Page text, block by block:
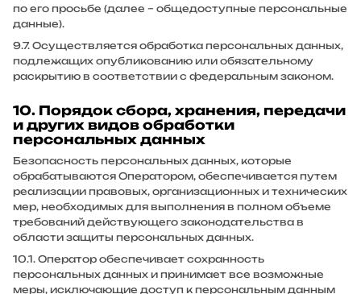
по его просьбе (далее – общедоступные персональные
данные).
9.7. Осуществляется обработка персональных данных,
подлежащих опубликованию или обязательному
раскрытию в соответствии с федеральным законом.
10. Порядок сбора, хранения, передачи
и других видов обработки
персональных данных
Безопасность персональных данных, которые
обрабатываются Оператором, обеспечивается путем
реализации правовых, организационных и технических
мер, необходимых для выполнения в полном объеме
требований действующего законодательства в
области защиты персональных данных.
10.1. Оператор обеспечивает сохранность
персональных данных и принимает все возможные
меры, исключающие доступ к персональным данным